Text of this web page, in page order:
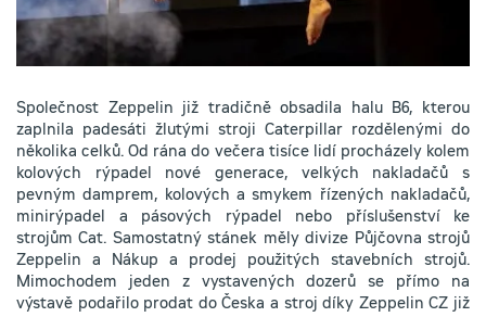
Společnost Zeppelin již tradičně obsadila halu B6, kterou
zaplnila padesáti žlutými stroji Caterpillar rozdělenými do
několika celků. Od rána do večera tisíce lidí procházely kolem
kolových rýpadel nové generace, velkých nakladačů s
pevným damprem, kolových a smykem řízených nakladačů,
minirýpadel a pásových rýpadel nebo příslušenství ke
strojům Cat. Samostatný stánek měly divize Půjčovna strojů
Zeppelin a Nákup a prodej použitých stavebních strojů.
Mimochodem jeden z vystavených dozerů se přímo na
výstavě podařilo prodat do Česka a stroj díky Zeppelin CZ již